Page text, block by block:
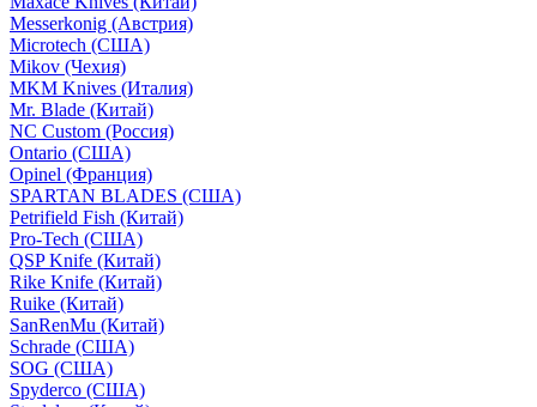
Messerkonig (Австрия)
Microtech (США)
Mikov (Чехия)
MKM Knives (Италия)
Mr. Blade (Китай)
NC Custom (Россия)
Ontario (США)
Opinel (Франция)
SPARTAN BLADES (США)
Petrifield Fish (Китай)
Pro-Tech (США)
QSP Knife (Китай)
Rike Knife (Китай)
Ruike (Китай)
SanRenMu (Китай)
Schrade (США)
SOG (США)
Spyderco (США)